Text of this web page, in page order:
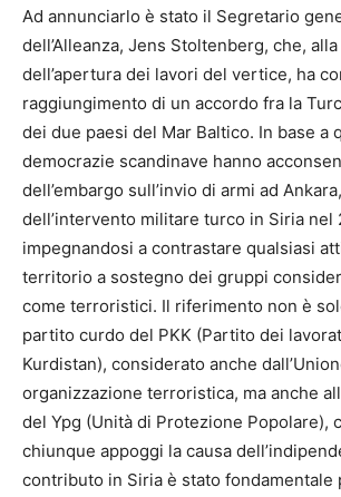
Ad annunciarlo è stato il Segretario
dell’Alleanza, Jens Stoltenberg, che,
dell’apertura dei lavori del vertice, ha
raggiungimento di un accordo fra la
dei due paesi del Mar Baltico. In base a
democrazie scandinave hanno
dell’embargo sull’invio di armi ad
dell’intervento militare turco in Siria nel
impegnandosi a contrastare qualsiasi
territorio a sostegno dei gruppi
come terroristici. Il riferimento non è
partito curdo del PKK (Partito dei
Kurdistan), considerato anche
organizzazione terroristica, ma anche
del Ypg (Unità di Protezione Popolare),
chiunque appoggi la causa
contributo in Siria è stato fondamentale